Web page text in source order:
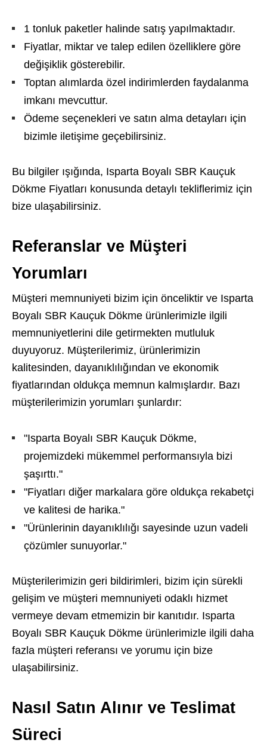
1 tonluk paketler halinde satış yapılmaktadır.
Fiyatlar, miktar ve talep edilen özelliklere göre
değişiklik gösterebilir.
Toptan alımlarda özel indirimlerden faydalanma
imkanı mevcuttur.
Ödeme seçenekleri ve satın alma detayları için
bizimle iletişime geçebilirsiniz.
Bu bilgiler ışığında, Isparta Boyalı SBR Kauçuk
Dökme Fiyatları konusunda detaylı tekliflerimiz için
bize ulaşabilirsiniz.
Referanslar ve Müşteri
Yorumları
Müşteri memnuniyeti bizim için önceliktir ve Isparta
Boyalı SBR Kauçuk Dökme ürünlerimizle ilgili
memnuniyetlerini dile getirmekten mutluluk
duyuyoruz. Müşterilerimiz, ürünlerimizin
kalitesinden, dayanıklılığından ve ekonomik
fiyatlarından oldukça memnun kalmışlardır. Bazı
müşterilerimizin yorumları şunlardır:
"Isparta Boyalı SBR Kauçuk Dökme,
projemizdeki mükemmel performansıyla bizi
şaşırttı."
"Fiyatları diğer markalara göre oldukça rekabetçi
ve kalitesi de harika."
"Ürünlerinin dayanıklılığı sayesinde uzun vadeli
çözümler sunuyorlar."
Müşterilerimizin geri bildirimleri, bizim için sürekli
gelişim ve müşteri memnuniyeti odaklı hizmet
vermeye devam etmemizin bir kanıtıdır. Isparta
Boyalı SBR Kauçuk Dökme ürünlerimizle ilgili daha
fazla müşteri referansı ve yorumu için bize
ulaşabilirsiniz.
Nasıl Satın Alınır ve Teslimat
Süreci